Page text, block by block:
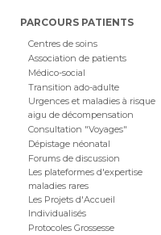
PARCOURS PATIENTS
Centres de soins
Association de patients
Médico-social
Transition ado-adulte
Urgences et maladies à risque
aigu de décompensation
Consultation "Voyages"
Dépistage néonatal
Forums de discussion
Les plateformes d'expertise
maladies rares
Les Projets d'Accueil
Individualisés
Protocoles Grossesse